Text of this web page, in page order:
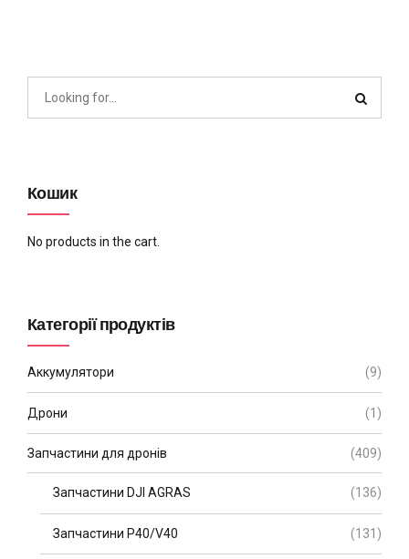
Кошик
No products in the cart.
Категорії продуктів
Аккумулятори (9)
Дрони (1)
Запчастини для дронів (409)
Запчастини DJI AGRAS (136)
Запчастини P40/V40 (131)